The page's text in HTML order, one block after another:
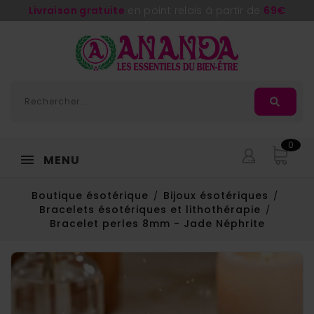
Adorée, la nouvelle huile de massage d' Ananda
MENU
0
Boutique ésotérique
Bijoux ésotériques
Bracelets ésotériques et lithothérapie
Bracelet perles 8mm - Jade Néphrite